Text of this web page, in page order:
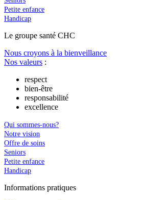
Petite enfance
Handicap
Le groupe santé CHC
Nous croyons à la bienveillance
Nos valeurs :
respect
bien-être
responsabilité
excellence
Qui sommes-nous?
Notre vision
Offre de soins
Seniors
Petite enfance
Handicap
Informations pratiques